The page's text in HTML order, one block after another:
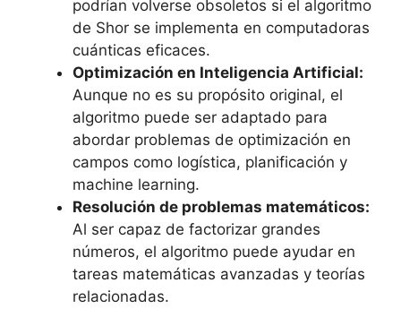
podrían volverse obsoletos si el algoritmo
de Shor se implementa en computadoras
cuánticas eficaces.
Optimización en Inteligencia Artificial:
Aunque no es su propósito original, el
algoritmo puede ser adaptado para
abordar problemas de optimización en
campos como logística, planificación y
machine learning.
Resolución de problemas matemáticos:
Al ser capaz de factorizar grandes
números, el algoritmo puede ayudar en
tareas matemáticas avanzadas y teorías
relacionadas.